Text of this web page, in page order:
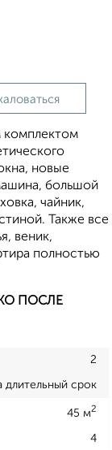
комплектом
новые
большой
чайник,
Также все
веник,
полностью
ПОСЛЕ
2
длительный срок
45 м2
4